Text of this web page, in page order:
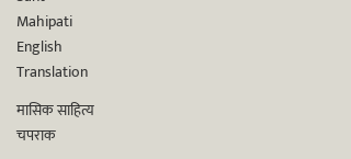
Mahipati
English
Translation
मासिक साहित्य
चपराक